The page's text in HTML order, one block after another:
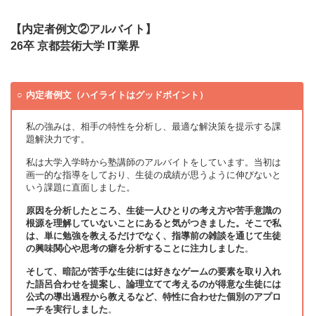
【内定者例文②アルバイト】
26卒 京都芸術大学 IT業界
内定者例文（ハイライトはグッドポイント）
私の強みは、相手の特性を分析し、最適な解決策を提示する課
題解決力です。
私は大学入学時から塾講師のアルバイトをしています。当初は
画一的な指導をしており、生徒の成績が思うように伸びないと
いう課題に直面しました。
原因を分析したところ、生徒一人ひとりの考え方や苦手意識の
根源を理解していないことにあると気がつきました。そこで私
は、単に勉強を教えるだけでなく、指導前の雑談を通じて生徒
の興味関心や思考の癖を分析することに注力しました。
そして、暗記が苦手な生徒には好きなゲームの要素を取り入れ
た語呂合わせを提案し、論理立てて考えるのが得意な生徒には
公式の導出過程から教えるなど、特性に合わせた個別のアプロ
ーチを実行しました。